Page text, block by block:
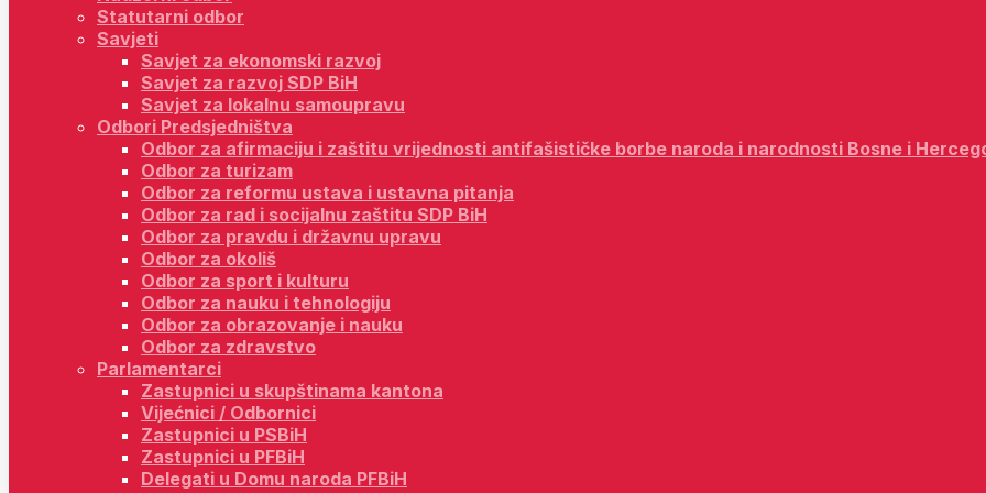
Statutarni odbor
Savjeti
Savjet za ekonomski razvoj
Savjet za razvoj SDP BiH
Savjet za lokalnu samoupravu
Odbori Predsjedništva
Odbor za afirmaciju i zaštitu vrijednosti antifašističke borbe naroda i narodnosti Bosne i
Odbor za turizam
Odbor za reformu ustava i ustavna pitanja
Odbor za rad i socijalnu zaštitu SDP BiH
Odbor za pravdu i državnu upravu
Odbor za okoliš
Odbor za sport i kulturu
Odbor za nauku i tehnologiju
Odbor za obrazovanje i nauku
Odbor za zdravstvo
Parlamentarci
Zastupnici u skupštinama kantona
Vijećnici / Odbornici
Zastupnici u PSBiH
Zastupnici u PFBiH
Delegati u Domu naroda PFBiH